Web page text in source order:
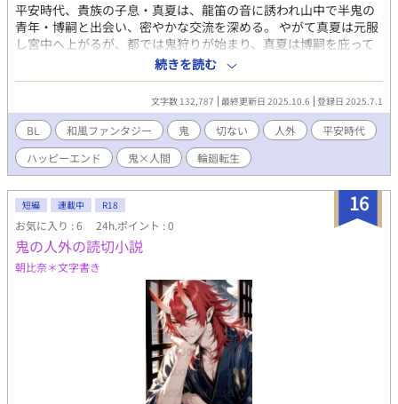
平安時代、貴族の子息・真夏は、龍笛の音に誘われ山中で半鬼の
青年・博嗣と出会い、密やかな交流を深める。 やがて真夏は元服
し宮中へ上がるが、都では鬼狩りが始まり、真夏は博嗣を庇って
命を落とす。 時は流れ現代。生まれ変わった真夏は、子供の頃か
ら鬼という言葉に不思議に惹かれ、夢に現れる人物に心を寄せて
いた。 大江山を訪れた夜、その夢の中の彼と大江山とが結びつい
た。そして、彼との過去の記憶が少しずつ蘇り始める。 夢の中で
博嗣は現で会うことに消極的だが、真夏は諦めず鬼の伝承を調べ
続け、やがてすべての記憶を取り戻す。 過去の悲劇を越えて、真
夏は再び大江山を訪れ、博嗣と現実で再会し、ともに生きる道を
選ぶ。
続きを読む
文字数 132,787 最終更新日 2025.10.6 登録日 2025.7.1
BL 和風ファンタジー 鬼 切ない 人外
平安時代
ハッピーエンド
鬼×人間 輪廻転生
16
短編 連載中 R18
お気に入り : 6 24h.ポイント : 0
鬼の人外の読切小説
朝比奈＊文字書き